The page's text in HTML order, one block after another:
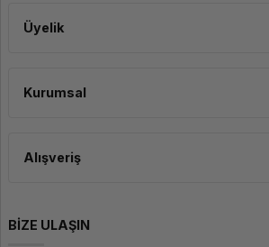
Üyelik
Kurumsal
Alışveriş
BİZE ULAŞIN